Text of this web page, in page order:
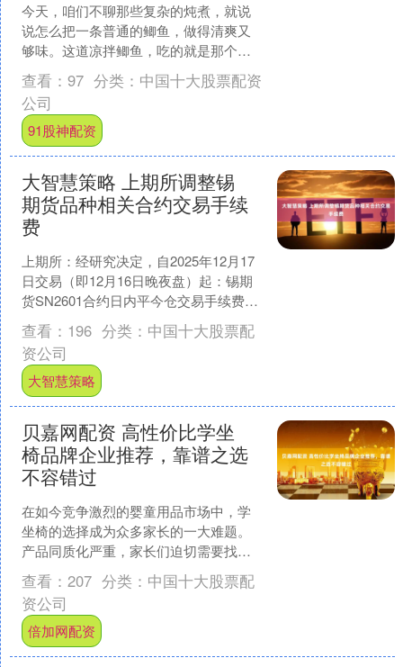
今天，咱们不聊那些复杂的炖煮，就说
说怎么把一条普通的鲫鱼，做得清爽又
够味。这道凉拌鲫鱼，吃的就是那个复
合的香气和鱼肉本身的鲜嫩。 拿到鱼，
摊主帮你杀好了，但回家....
查看： 97 分类： 中国十大股票配资
公司
91股神配资
大智慧策略 上期所调整锡
期货品种相关合约交易手续
费
上期所：经研究决定，自2025年12月17
日交易（即12月16日晚夜盘）起：锡期
货SN2601合约日内平今仓交易手续费调
整为6元/手。 举报 第一财经广告合
作，....
查看： 196 分类： 中国十大股票配
资公司
大智慧策略
贝嘉网配资 高性价比学坐
椅品牌企业推荐，靠谱之选
不容错过
在如今竞争激烈的婴童用品市场中，学
坐椅的选择成为众多家长的一大难题。
产品同质化严重，家长们迫切需要找到
信誉好的学坐椅专业公司，为宝宝挑选
到靠谱且高性价比的学坐椅....
查看： 207 分类： 中国十大股票配
资公司
倍加网配资